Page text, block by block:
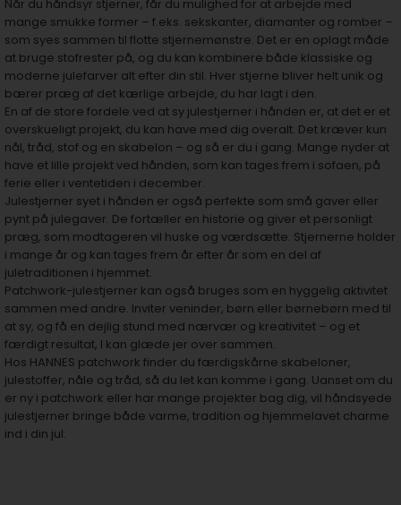
Når du håndsyr stjerner, får du mulighed for at arbejde med
mange smukke former – f.eks. sekskanter, diamanter og romber –
som syes sammen til flotte stjernemønstre. Det er en oplagt måde
at bruge stofrester på, og du kan kombinere både klassiske og
moderne julefarver alt efter din stil. Hver stjerne bliver helt unik og
bærer præg af det kærlige arbejde, du har lagt i den.
En af de store fordele ved at sy julestjerner i hånden er, at det er et
overskueligt projekt, du kan have med dig overalt. Det kræver kun
nål, tråd, stof og en skabelon – og så er du i gang. Mange nyder at
have et lille projekt ved hånden, som kan tages frem i sofaen, på
ferie eller i ventetiden i december.
Julestjerner syet i hånden er også perfekte som små gaver eller
pynt på julegaver. De fortæller en historie og giver et personligt
præg, som modtageren vil huske og værdsætte. Stjernerne holder
i mange år og kan tages frem år efter år som en del af
juletraditionen i hjemmet.
Patchwork-julestjerner kan også bruges som en hyggelig aktivitet
sammen med andre. Inviter veninder, børn eller børnebørn med til
at sy, og få en dejlig stund med nærvær og kreativitet – og et
færdigt resultat, I kan glæde jer over sammen.
Hos HANNES patchwork finder du færdigskårne skabeloner,
julestoffer, nåle og tråd, så du let kan komme i gang. Uanset om du
er ny i patchwork eller har mange projekter bag dig, vil håndsyede
julestjerner bringe både varme, tradition og hjemmelavet charme
ind i din jul.